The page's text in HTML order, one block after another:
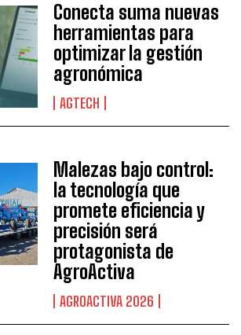
Newsletter
QUIERO SUSCRIBIRME
de Privacidad.
Conecta suma nuevas
herramientas para
optimizar la gestión
agronómica
AGTECH
Malezas bajo control:
la tecnología que
promete eficiencia y
precisión será
protagonista de
AgroActiva
AGROACTIVA 2026